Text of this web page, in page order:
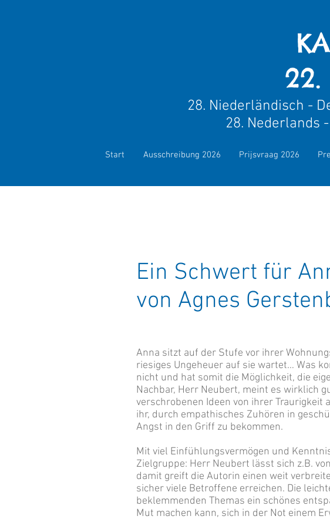
28. Niederländisch -
28. Nederlands
imKOM'MA
Start Ausschreibung 2026 Prijsvraag 2026
Ein Schwert für
von Agnes
Anna sitzt auf der Stufe vor ihrer
riesiges Ungeheuer auf sie wartet… Was
nicht und hat somit die Möglichkeit, die
Nachbar, Herr Neubert, meint es wirklich
verschrobenen Ideen von ihrer Traurigkeit
ihr, durch empathisches Zuhören in
Angst in den
Mit viel Einfühlungsvermögen und
Zielgruppe: Herr Neubert lässt sich z.B.
damit greift die Autorin einen weit
sicher viele Betroffene erreichen. Die
beklemmenden Themas ein schönes
Mut machen kann, sich in der Not einem